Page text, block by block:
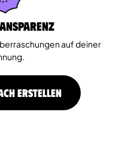
auf deiner
ERSTELLEN